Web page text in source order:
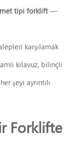
tipi forklift—
karşılamak
kılavuz, bilinçli
şeyi ayrıntılı
Forklifte